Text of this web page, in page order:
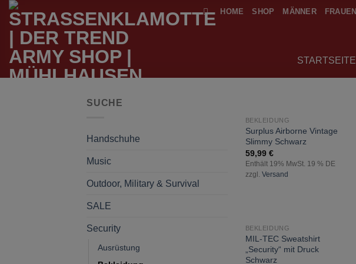
Zum
Inhalt
springen
HOME SHOP MÄNNER FRAUEN
STARTSEITE
SUCHE
Handschuhe
Music
Outdoor, Military & Survival
SALE
Security
Ausrüstung
zur
Wunschliste
hinzufügen
NICHT VORRÄTIG
BEKLEIDUNG
Surplus Airborne Vintage
Slimmy Schwarz
59,99 €
Enthält 19% MwSt. 19 % DE
zzgl. Versand
zur
Wunschliste
hinzufügen
BEKLEIDUNG
MIL-TEC Sweatshirt
„Security“ mit Druck
Schwarz